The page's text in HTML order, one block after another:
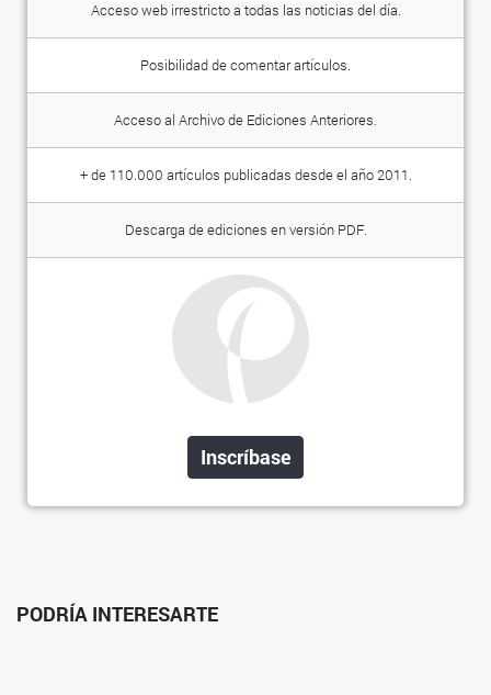
Acceso web irrestricto a todas las noticias del día.
Posibilidad de comentar artículos.
Acceso al Archivo de Ediciones Anteriores.
+ de 110.000 artículos publicadas desde el año 2011.
Descarga de ediciones en versión PDF.
Inscríbase
PODRÍA INTERESARTE